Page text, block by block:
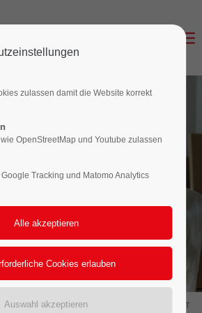
sit amet:
zulassen damit die Website korrekt
OpenStreetMap und Youtube zulassen
Tracking und Matomo Analytics